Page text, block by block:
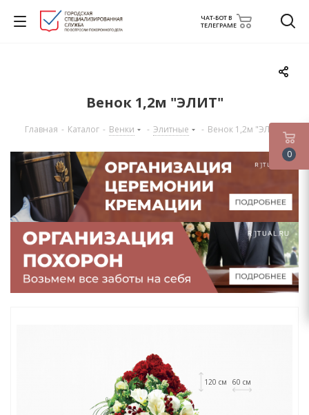
ЧАТ-БОТ В
ТЕЛЕГРАМЕ
Венок 1,2м "ЭЛИТ"
Главная - Каталог - Венки - Элитные - Венок 1,2м "ЭЛИТ"
120 см 60 см
0